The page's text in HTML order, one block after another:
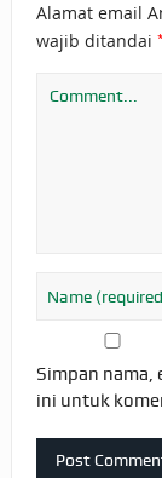
Alamat email
wajib ditandai *
Simpan nama,
ini untuk